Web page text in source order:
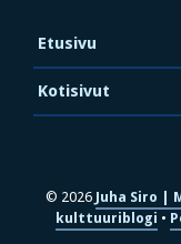
Etusivu
Kotisivut
© 2026 Juha Siro |
kulttuuriblogi